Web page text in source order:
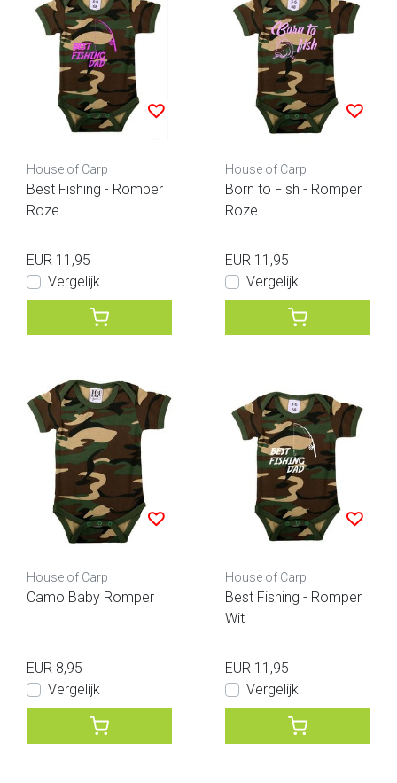
House of Carp
Best Fishing - Romper
Roze
EUR 11,95
Vergelijk
House of Carp
Born to Fish - Romper
Roze
EUR 11,95
Vergelijk
House of Carp
Camo Baby Romper
EUR 8,95
Vergelijk
House of Carp
Best Fishing - Romper
Wit
EUR 11,95
Vergelijk